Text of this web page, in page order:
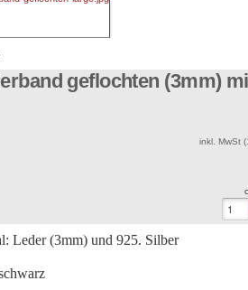
geflochten (3mm)
inkl. MwSt
Leder (3mm) und 925. Silber